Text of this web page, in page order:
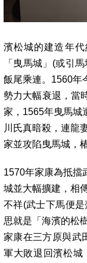
濱松城的建造年
「曳馬城」(或引
飯尾乘連。1560年
勢力大幅衰退，當
家，1565年曳馬城
川氏真暗殺，連龍
家並攻陷曳馬城，
1570年家康為抵擋
城並大幅擴建，相
不祥(武士下馬便
思就是「海濱的松
家康在三方原與武
軍大敗退回濱松城